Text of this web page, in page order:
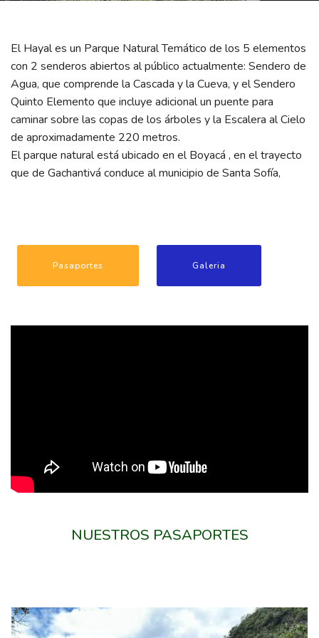
El Hayal es un Parque Natural Temático de los 5 elementos
con 2 senderos abiertos al público actualmente: Sendero de
Agua, que comprende la Cascada y la Cueva, y el Sendero
Quinto Elemento que incluye adicional un puente para
caminar sobre las copas de los árboles y la Escalera al Cielo
de aproximadamente 220 metros.
El parque natural está ubicado en el Boyacá , en el trayecto
que de Gachantivá conduce al municipio de Santa Sofía,
Pasaportes Galeria
NUESTROS PASAPORTES